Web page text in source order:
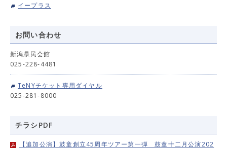
イープラス
お問い合わせ
新潟県民会館
025-228-4481
TeNYチケット専用ダイヤル
025-281-8000
チラシPDF
【追加公演】鼓童創立45周年ツアー第一弾 鼓童十二月公演202